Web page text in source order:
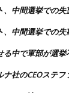
、中間選挙での
、中間選挙での
る中で軍部が選
社のCEOステ